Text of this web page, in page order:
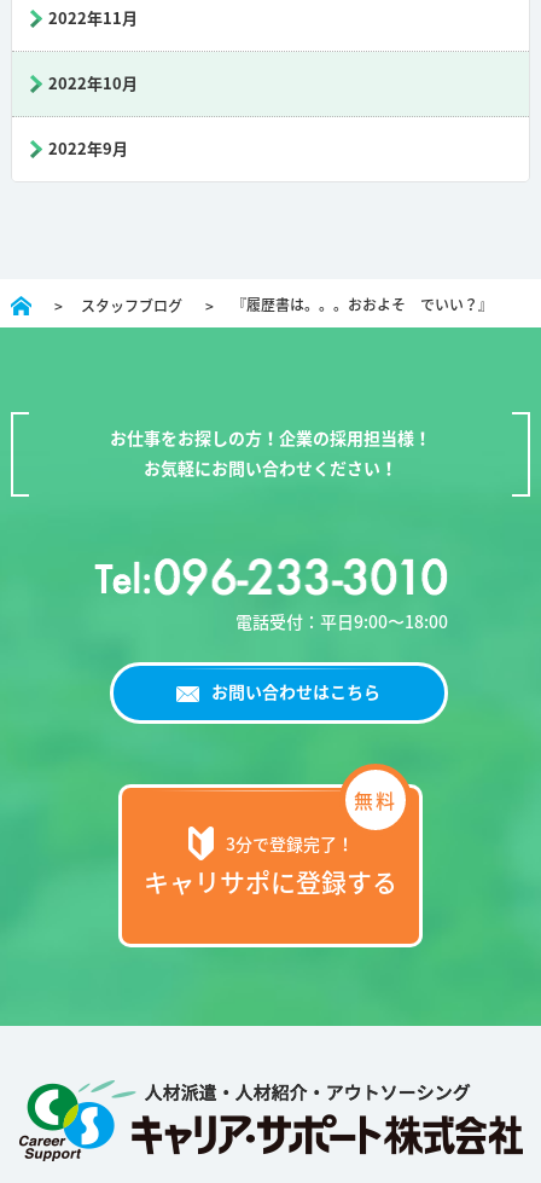
2022年11月
2022年10月
2022年9月
スタッフブログ 『履歴書は。。。おおよそ でいい？』
お仕事をお探しの方！企業の採用担当様！
お気軽にお問い合わせください！
電話受付：平日9:00〜18:00
お問い合わせはこちら
3分で登録完了！
キャリサポに登録する